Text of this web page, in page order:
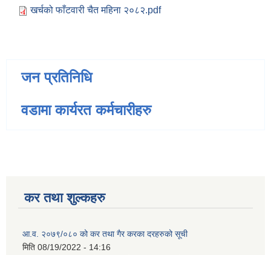
खर्चको फाँटवारी चैत महिना २०८२.pdf
जन प्रतिनिधि
वडामा कार्यरत कर्मचारीहरु
कर तथा शुल्कहरु
आ.व. २०७९/०८० को कर तथा गैर करका दरहरुको सूची
मिति 08/19/2022 - 14:16